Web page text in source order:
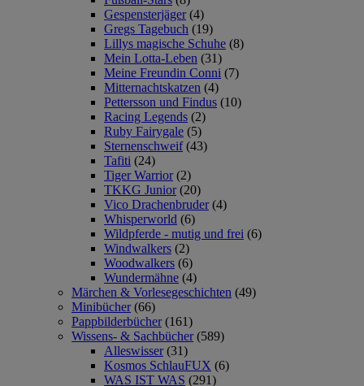
Gespensterjäger (4)
Gregs Tagebuch (19)
Lillys magische Schuhe (8)
Mein Lotta-Leben (31)
Meine Freundin Conni (7)
Mitternachtskatzen (4)
Pettersson und Findus (10)
Racing Legends (2)
Ruby Fairygale (5)
Sternenschweif (43)
Tafiti (24)
Tiger Warrior (2)
TKKG Junior (20)
Vico Drachenbruder (4)
Whisperworld (6)
Wildpferde - mutig und frei (6)
Windwalkers (2)
Woodwalkers (6)
Wundermähne (4)
Märchen & Vorlesegeschichten (49)
Minibücher (66)
Pappbilderbücher (161)
Wissens- & Sachbücher (589)
Alleswisser (31)
Kosmos SchlauFUX (6)
WAS IST WAS (291)